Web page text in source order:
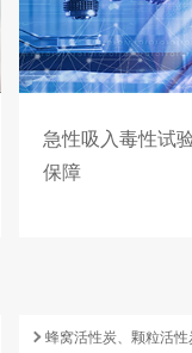
急性吸入毒性试
保障